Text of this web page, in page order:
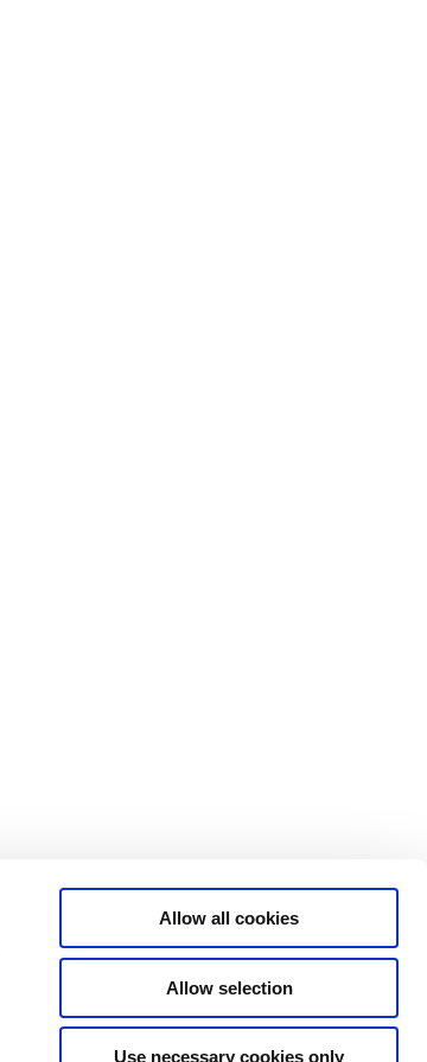
Allow all cookies
Allow selection
Use necessary cookies only
Statsministeriet på X